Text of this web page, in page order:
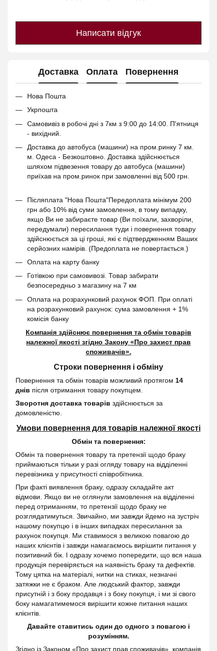
Написати відгук
Доставка Оплата Повернення
Нова Пошта
Укрпошта
Самовивіз в робочі дні з 7км з 9:00 до 14:00. П'ятниця
- вихідний.
Доставка до автобуса (машини) на пром.ринку 7 км.
м. Одеса - Безкоштовно. Доставка здійснюється
шляхом підвезення товару до автобуса (машини)
приїхав на пром.ринок при замовленні від 500 грн.
Післяплата "Нова Пошта"Передоплата мінімум 200
грн або 10% від суми замовлення, в тому випадку,
якщо Ви не забираєте товар (Ви поїхали, захворіли,
передумали) пересилання туди і повернення товару
здійснюється за ці гроші, які є підтвердженням Ваших
серйозних намірів. (Предоплата не повертається.)
Оплата на карту банку
Готівкою при самовивозі. Товар забирати
безпосередньо з магазину на 7 км
Оплата на розрахунковий рахунок ФОП. При оплаті
на розрахунковий рахунок: сума замовлення + 1%
комісія банку
Компанія здійснює повернення та обмін товарів
належної якості згідно Закону «Про захист прав
споживачів».
Строки повернення і обміну
Повернення та обмін товарів можливий протягом 14
днів після отримання товару покупцем.
Зворотня доставка товарів здійснюється за
домовленістю.
Умови повернення для товарів належної якості
Обмін та повернення:
Обмін та повернення товару та претензії щодо браку
приймаються тільки у разі огляду товару на відділенні
перевізника у присутності співробітника.
При факті виявлення браку, одразу складайте акт
відмови. Якщо ви не оглянули замовлення на відділенні
перед отриманням, то претензії щодо браку не
розглядатимуться. Звичайно, ми завжди йдемо на зустріч
нашому покупцю і в інших випадках пересилання за
рахунок покупця. Ми ставимося з великою повагою до
наших клієнтів і завжди намагаємось вирішити питання у
позитивний бік. І одразу хочемо попередити, що вся наша
продукція перевіряється на наявність браку та дефектів.
Тому цятка на матеріалі, нитки на стиках, незначні
затяжки не є браком. Але людський фактор, завжди
присутній і з боку продавця і з боку покупця, і ми зі свого
боку намагатимемося вирішити кожне питання наших
клієнтів.
Давайте ставитись один до одного з повагою і
розумінням.
Згідно із Законом «Про захист прав споживачів» , компанія